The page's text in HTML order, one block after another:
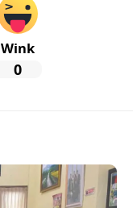
Wink
0